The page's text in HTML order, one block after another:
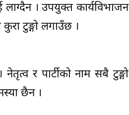
। उपयुक्त कार्यविभाजन
टुङ्गो लगाउँछ ।
र पार्टीको नाम सबै टुङ्गो
छैन ।